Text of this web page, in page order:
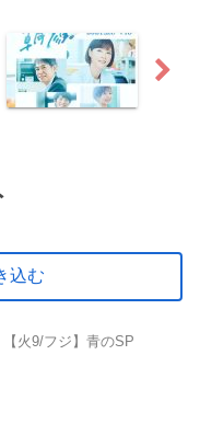
込む
【火9/フジ】青のSP